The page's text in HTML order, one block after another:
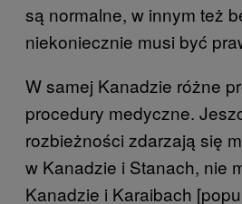
są normalne, w innym też
niekoniecznie musi być
W samej Kanadzie różne
procedury medyczne.
rozbieżności zdarzają się
w Kanadzie i Stanach, nie
Kanadzie i Karaibach